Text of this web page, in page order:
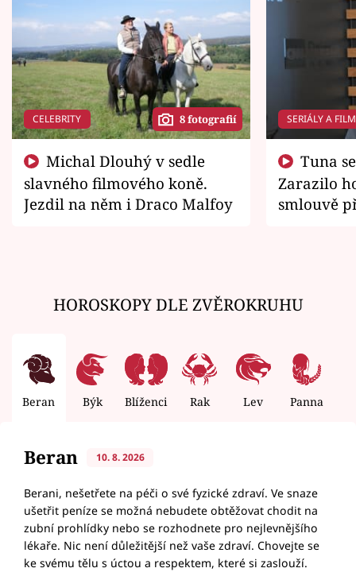
CELEBRITY 8 fotografií
slavného filmového koně.
Jezdil na něm i Draco Malfoy
SERIÁLY A
Zarazilo
smlouvě
HOROSKOPY DLE ZVĚROKRUHU
Beran Býk Blíženci Rak Lev Panna
Beran 10. 8. 2026
Berani, nešetřete na péči o své fyzické zdraví. Ve snaze
ušetřit peníze se možná nebudete obtěžovat chodit na
zubní prohlídky nebo se rozhodnete pro nejlevnějšího
lékaře. Nic není důležitější než vaše zdraví. Chovejte se
ke svému tělu s úctou a respektem, které si zaslouží.